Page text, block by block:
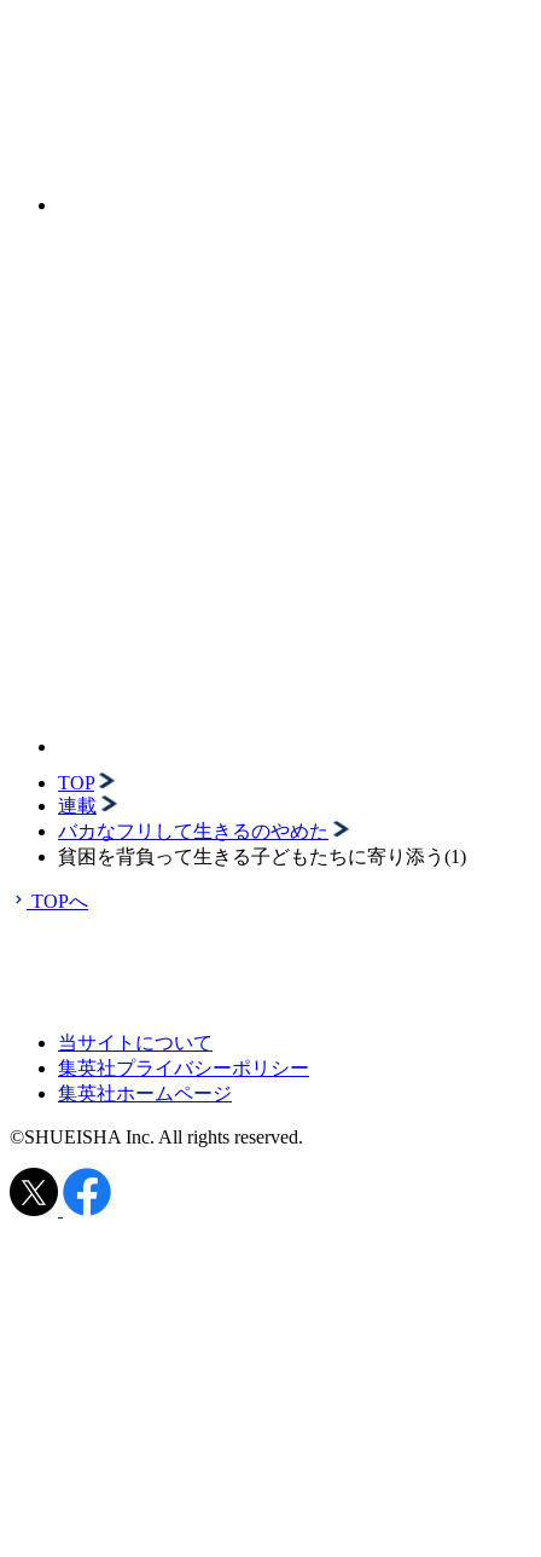
TOP
連載
バカなフリして生きるのやめた
貧困を背負って生きる子どもたちに寄り添う(1)
TOPへ
当サイトについて
集英社プライバシーポリシー
集英社ホームページ
©SHUEISHA Inc. All rights reserved.